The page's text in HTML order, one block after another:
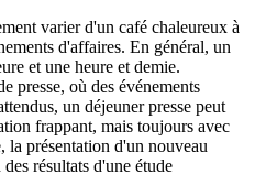
varier d'un café chaleureux à
d'affaires. En général, un
et une heure et demie.
presse, où des événements
un déjeuner presse peut
frappant, mais toujours avec
la présentation d'un nouveau
résultats d'une étude